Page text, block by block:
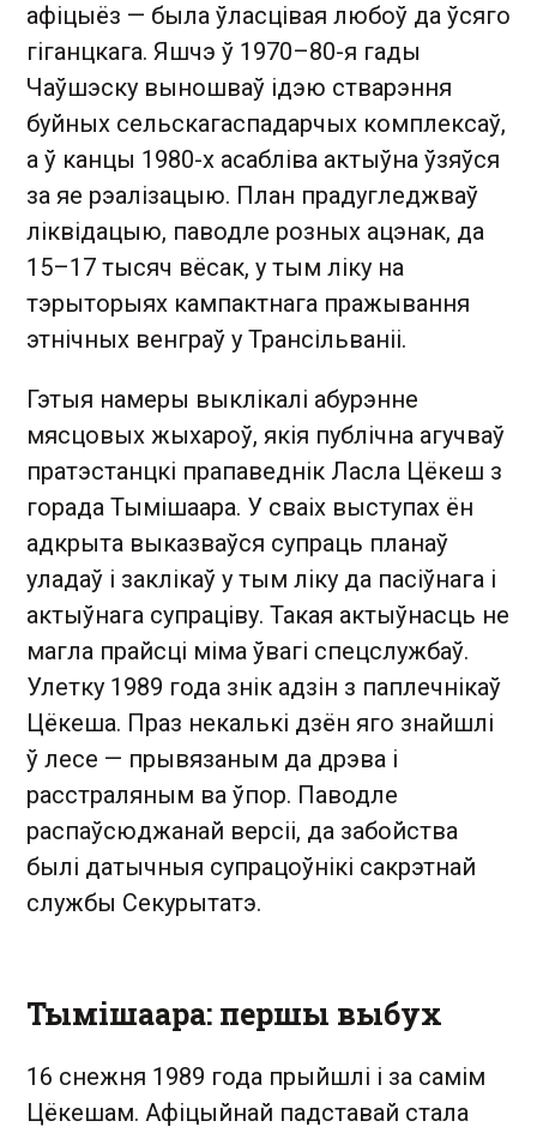
афіцыёз — была ўласцівая любоў да ўсяго
гіганцкага. Яшчэ ў 1970–80-я гады
Чаўшэску выношваў ідэю стварэння
буйных сельскагаспадарчых комплексаў,
а ў канцы 1980-х асабліва актыўна ўзяўся
за яе рэалізацыю. План прадугледжваў
ліквідацыю, паводле розных ацэнак, да
15–17 тысяч вёсак, у тым ліку на
тэрыторыях кампактнага пражывання
этнічных венграў у Трансільваніі.
Гэтыя намеры выклікалі абурэнне
мясцовых жыхароў, якія публічна агучваў
пратэстанцкі прапаведнік Ласла Цёкеш з
горада Тымішаара. У сваіх выступах ён
адкрыта выказваўся супраць планаў
уладаў і заклікаў у тым ліку да пасіўнага і
актыўнага супраціву. Такая актыўнасць не
магла прайсці міма ўвагі спецслужбаў.
Улетку 1989 года знік адзін з паплечнікаў
Цёкеша. Праз некалькі дзён яго знайшлі
ў лесе — прывязаным да дрэва і
расстраляным ва ўпор. Паводле
распаўсюджанай версіі, да забойства
былі датычныя супрацоўнікі сакрэтнай
службы Секурытатэ.
Тымішаара: першы выбух
16 снежня 1989 года прыйшлі і за самім
Цёкешам. Афіцыйнай падставай стала